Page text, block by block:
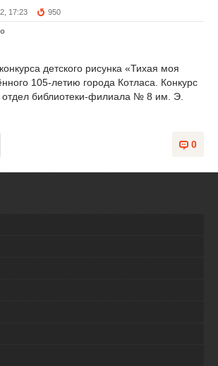
17:23 950
детского рисунка «Тихая моя
105-летию города Котласа. Конкурс
отдел библиотеки-филиала № 8 им. Э.
0